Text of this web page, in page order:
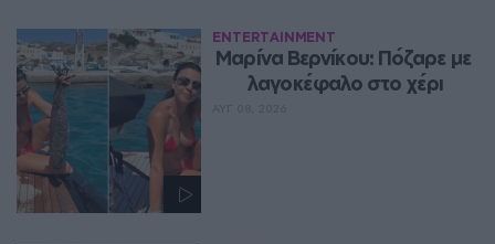
ENTERTAINMENT
Μαρίνα Βερνίκου: Πόζαρε με
λαγοκέφαλο στο χέρι